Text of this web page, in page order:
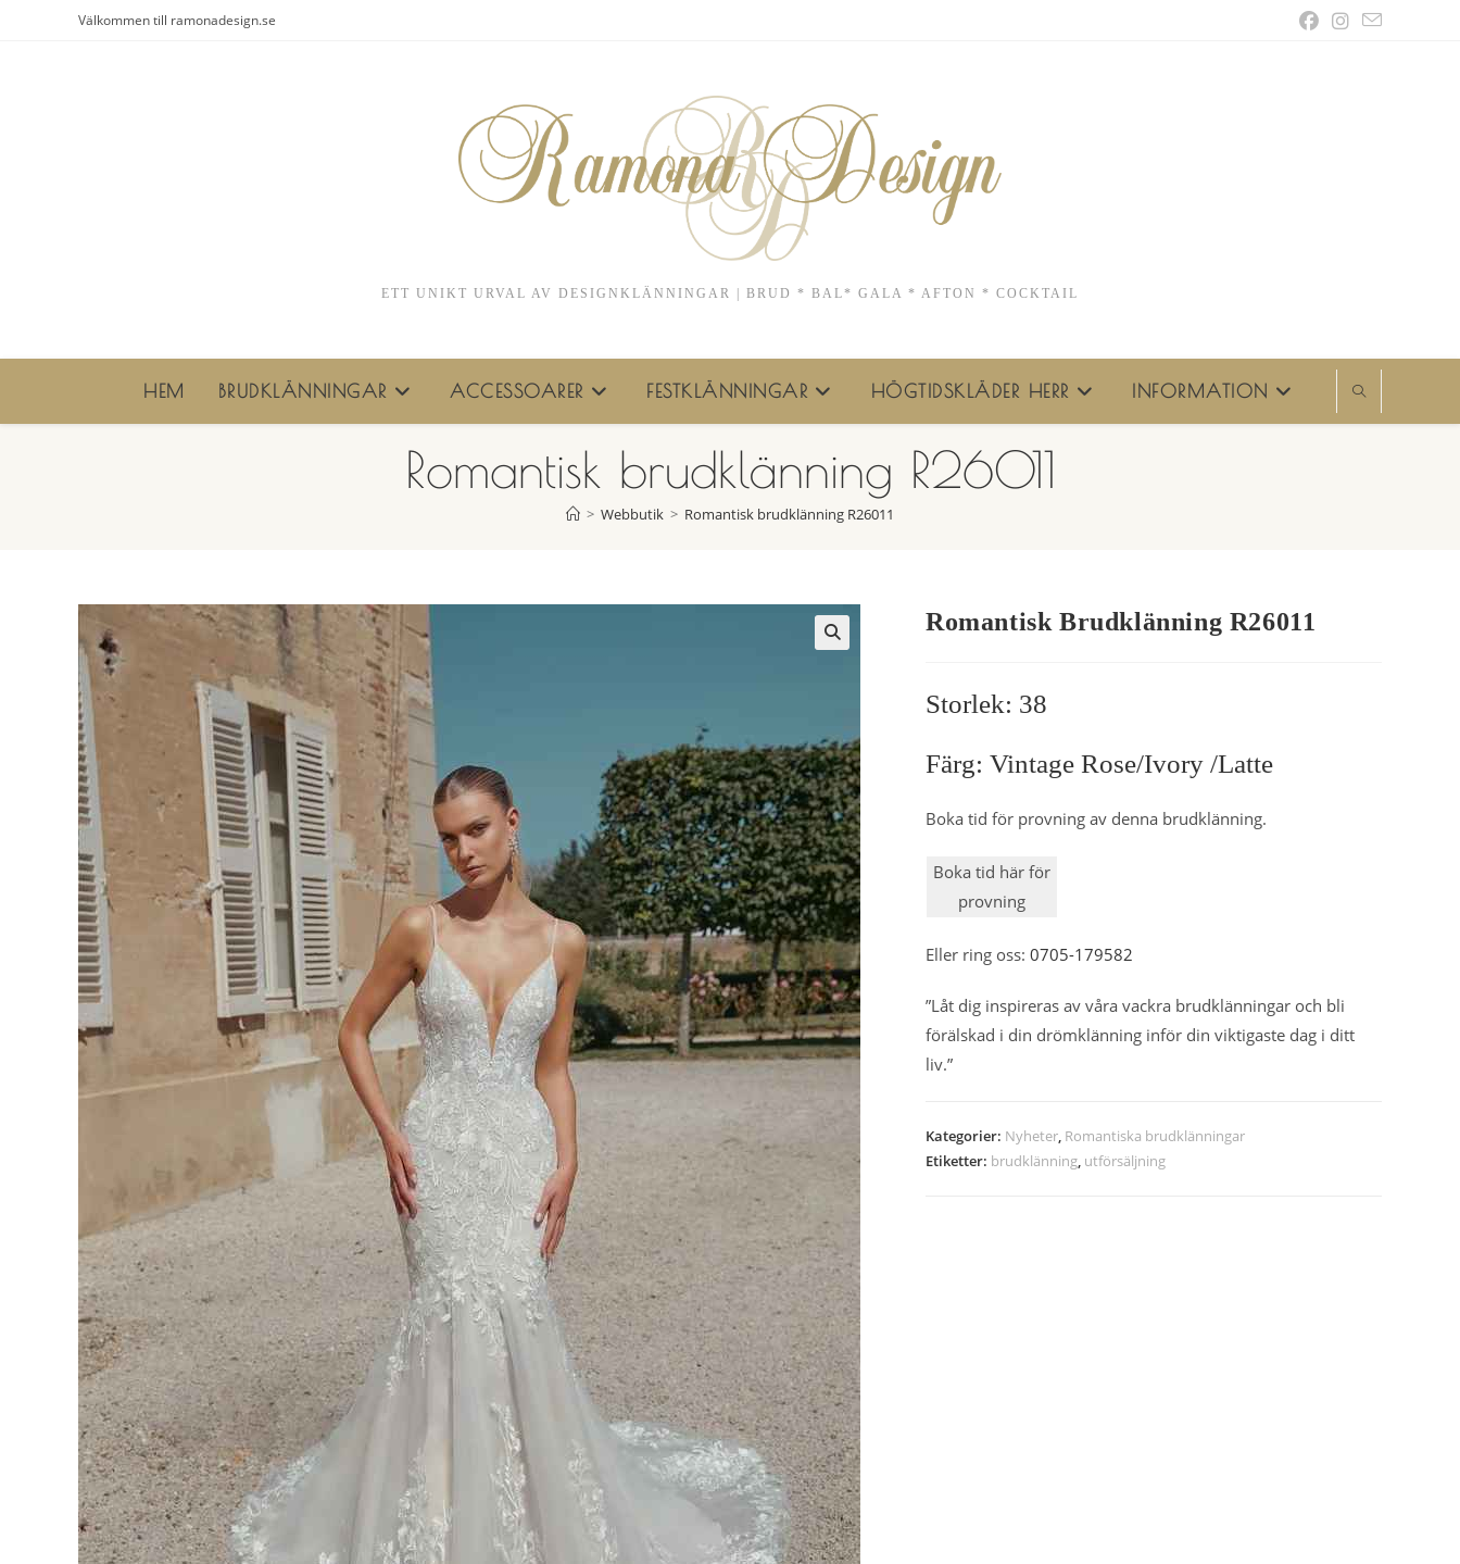
Välkommen till ramonadesign.se
ETT UNIKT URVAL AV DESIGNKLÄNNINGAR | BRUD * BAL* GALA * AFTON * COCKTAIL
HEM BRUDKLÄNNINGAR ACCESSOARER FESTKLÄNNINGAR HÖGTIDSKLÄDER HERR INFORMATION
Romantisk brudklänning R26011
> Webbutik > Romantisk brudklänning R26011
Romantisk Brudklänning R26011
Storlek: 38
Färg: Vintage Rose/Ivory /Latte
Boka tid för provning av denna brudklänning.
Boka tid här för
provning
Eller ring oss: 0705-179582
”Låt dig inspireras av våra vackra brudklänningar och bli
förälskad i din drömklänning inför din viktigaste dag i ditt
liv.”
Kategorier: Nyheter, Romantiska brudklänningar
Etiketter: brudklänning, utförsäljning